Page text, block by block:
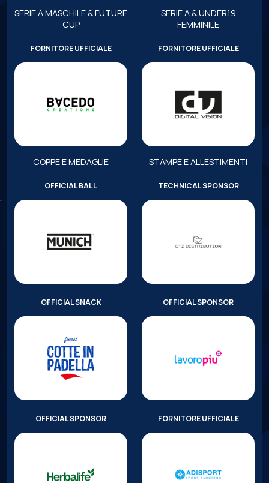
SERIE A MASCHILE & FUTURE
CUP
SERIE A & UNDER19
FEMMINILE
FORNITORE UFFICIALE
COPPE E MEDAGLIE
FORNITORE UFFICIALE
STAMPE E ALLESTIMENTI
OFFICIAL BALL TECHNICAL SPONSOR
OFFICIAL SNACK OFFICIAL SPONSOR
OFFICIAL SPONSOR FORNITORE UFFICIALE